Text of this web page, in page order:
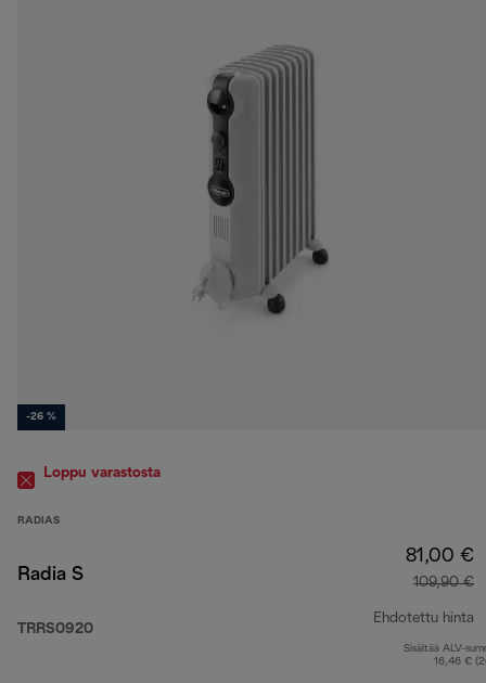
-26 %
Loppu varastosta
RADIAS
Radia S
TRRS0920
81,00 €
109,90 €
Ehdotettu hinta
Sisältää ALV-
16,46 €